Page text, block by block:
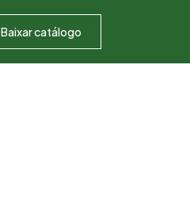
Baixar catálogo